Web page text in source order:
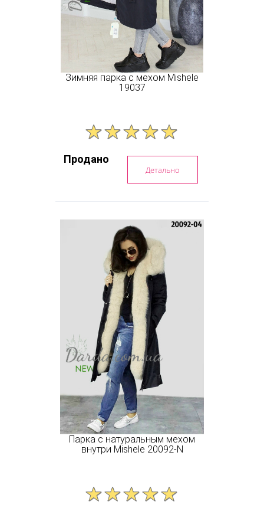
Зимняя парка с мехом Mishele
19037
Продано
Детально
Парка с натуральным мехом
внутри Mishele 20092-N